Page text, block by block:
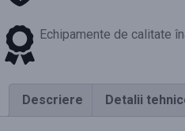
Echipamente de calitate
Descriere Detalii